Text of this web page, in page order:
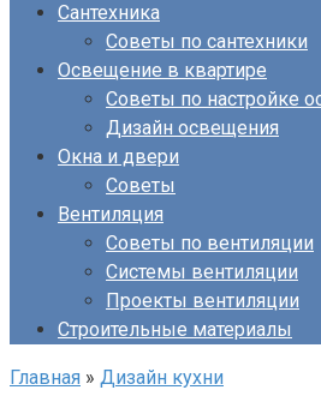
Сантехника
Советы по сантехники
Освещение в квартире
Советы по настройке
Дизайн освещения
Окна и двери
Советы
Вентиляция
Советы по вентиляции
Системы вентиляции
Проекты вентиляции
Строительные материалы
Главная » Дизайн кухни